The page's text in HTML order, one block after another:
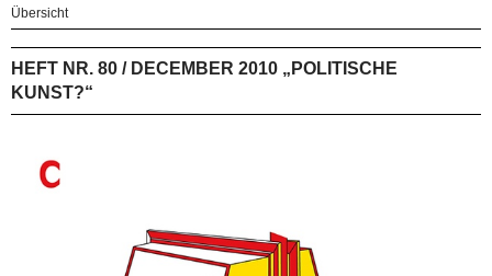
Übersicht
HEFT NR. 80 / DECEMBER 2010 „POLITISCHE
KUNST?“